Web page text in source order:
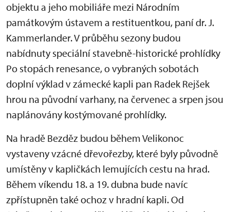
objektu a jeho mobiliáře mezi Národním
památkovým ústavem a restituentkou, paní dr. J.
Kammerlander. V průběhu sezony budou
nabídnuty speciální stavebně-historické prohlídky
Po stopách renesance, o vybraných sobotách
doplní výklad v zámecké kapli pan Radek Rejšek
hrou na původní varhany, na červenec a srpen jsou
naplánovány kostýmované prohlídky.
Na hradě Bezděz budou během Velikonoc
vystaveny vzácné dřevořezby, které byly původně
umístěny v kapličkách lemujících cestu na hrad.
Během víkendu 18. a 19. dubna bude navíc
zpřístupněn také ochoz v hradní kapli. Od